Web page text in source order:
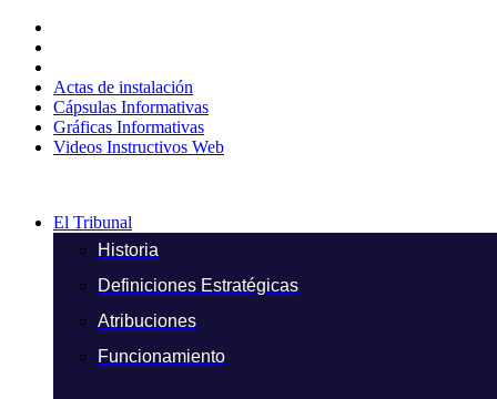
contenido
Actas de instalación
Cápsulas Informativas
Gráficas Informativas
Videos Instructivos Web
El Tribunal
Historia
Definiciones Estratégicas
Atribuciones
Funcionamiento